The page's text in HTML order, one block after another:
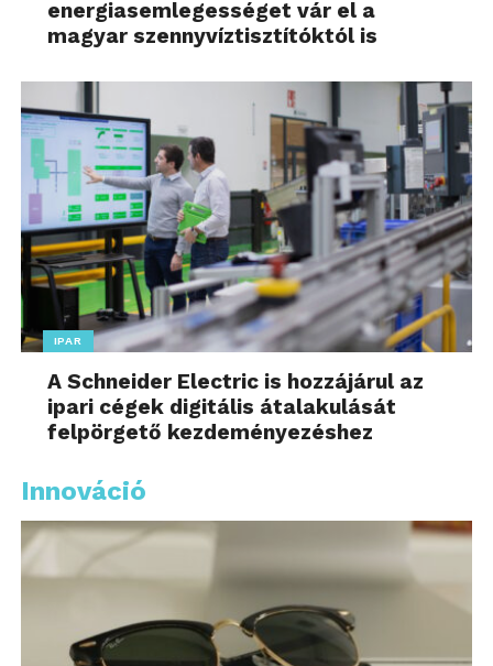
energiasemlegességet vár el a
magyar szennyvíztisztítóktól is
IPAR
A Schneider Electric is hozzájárul az
ipari cégek digitális átalakulását
felpörgető kezdeményezéshez
Innováció